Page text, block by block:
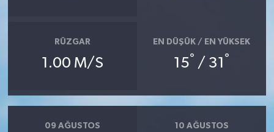
RÜZGAR
1.00 M/S
EN DÜŞÜK / EN YÜKSEK
15° / 31 °
09 AĞUSTOS 10 AĞUSTOS